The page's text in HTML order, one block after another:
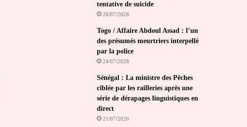
tentative de suicide
26/07/2026
Togo / Affaire Abdoul Assad : l’un
des présumés meurtriers interpellé
par la police
24/07/2026
Sénégal : La ministre des Pêches
ciblée par les railleries après une
série de dérapages linguistiques en
direct
21/07/2026